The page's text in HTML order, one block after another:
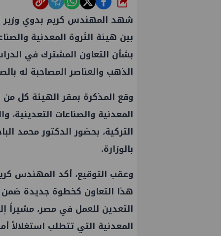
شارك
شهد المهندس كريم بدوي وزير
بشأن التعاون المشترك في
الذهب والعناصر المصاحبة له
وقع المذكرة بمقر الهيئة كل
المعدنية والصناعات التعدينية،
التركية، بحضور الدكتور محمد
بالوزارة.
وعقب التوقيع، أكد المهندس
هذا التعاون كخطوة جديدة ضمن
التعدين للعمل في مصر، مشيراً
المعدنية التي تتطلب استغلالاً